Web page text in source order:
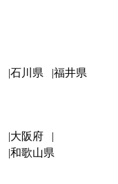
石川県 福井県
大阪府
和歌山県